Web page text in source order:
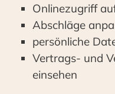
Onlinezugriff
Abschläge
persönliche
Vertrags- und
einsehen